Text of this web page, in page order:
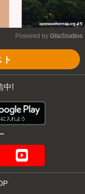
Powered by GliaStudios
中!